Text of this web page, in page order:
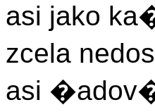
asi jako
zcela
asi